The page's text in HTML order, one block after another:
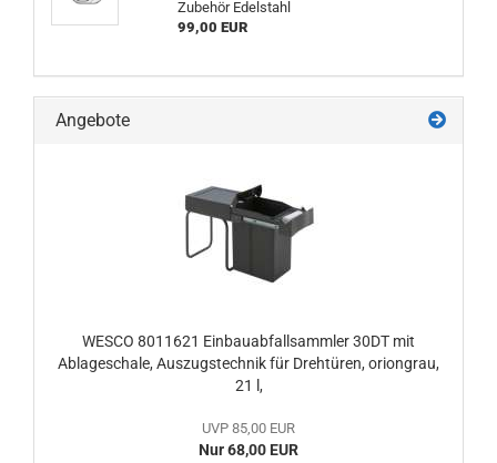
Zubehör Edelstahl
99,00 EUR
Angebote
WESCO 8011621 Einbauabfallsammler 30DT mit
Ablageschale, Auszugstechnik für Drehtüren, oriongrau,
21 l,
UVP 85,00 EUR
Nur 68,00 EUR